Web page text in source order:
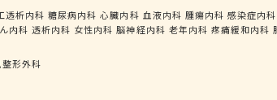
透析内科 糖尿病内科 心臓内科 血液内科 腫瘍内科 感染症内科
内科 透析内科 女性内科 脳神経内科 老年内科 疼痛緩和内科
形外科